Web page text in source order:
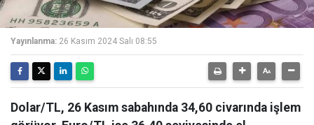
Yayınlanma: 26 Kasım 2024 Salı 08:55
Dolar/TL, 26 Kasım sabahında 34,60 civarında işlem